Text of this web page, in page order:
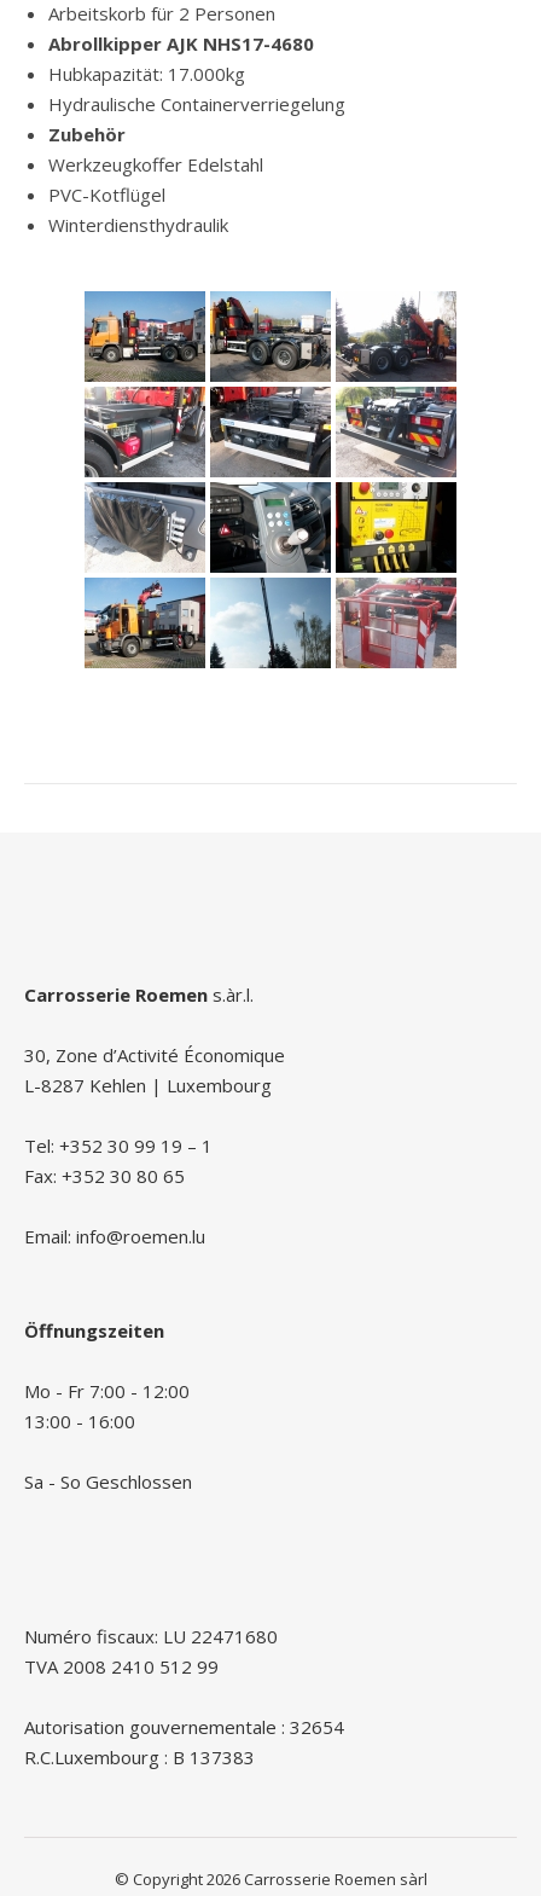
Arbeitskorb für 2 Personen
Abrollkipper AJK NHS17-4680
Hubkapazität: 17.000kg
Hydraulische Containerverriegelung
Zubehör
Werkzeugkoffer Edelstahl
PVC-Kotflügel
Winterdiensthydraulik
Carrosserie Roemen s.àr.l.
30, Zone d’Activité Économique
L-8287 Kehlen | Luxembourg
Tel: +352 30 99 19 – 1
Fax: +352 30 80 65
Email: info@roemen.lu
Öffnungszeiten
Mo - Fr 7:00 - 12:00
13:00 - 16:00
Sa - So Geschlossen
Numéro fiscaux: LU 22471680
TVA 2008 2410 512 99
Autorisation gouvernementale : 32654
R.C.Luxembourg : B 137383
© Copyright 2026 Carrosserie Roemen sàrl